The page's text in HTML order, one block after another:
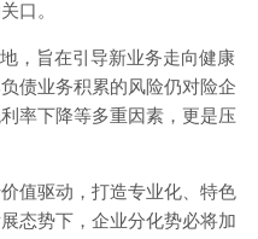
口。
，旨在引导新业务走向健康
债业务积累的风险仍对险企
率下降等多重因素，更是压
值驱动，打造专业化、特色
态势下，企业分化势必将加